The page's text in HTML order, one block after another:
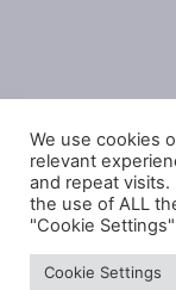
Política de
Política de
We use cookies
relevant
and repeat visits.
the use of ALL
"Cookie
Cookie Settings